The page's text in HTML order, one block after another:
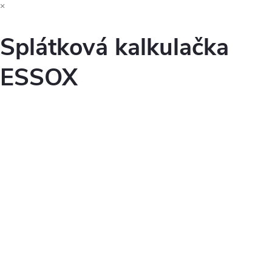
×
Splátková kalkulačka
ESSOX